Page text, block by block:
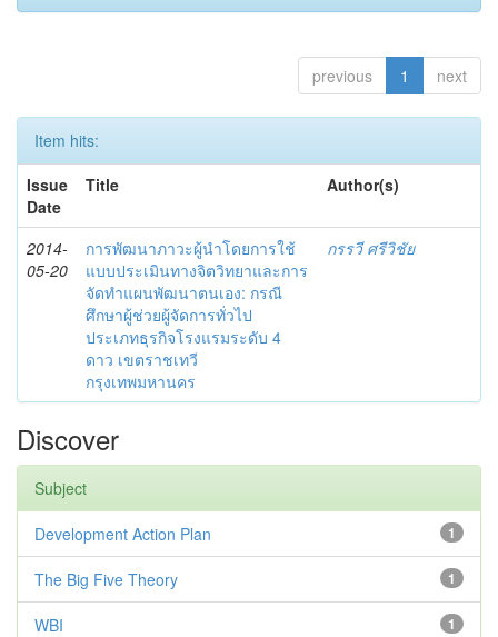
previous 1 next
Item hits:
Issue
Date
Title Author(s)
2014-
05-20
การพัฒนาภาวะผู้นำโดยการใช้
แบบประเมินทางจิตวิทยาและการ
จัดทำแผนพัฒนาตนเอง: กรณี
ศึกษาผู้ช่วยผู้จัดการทั่วไป
ประเภทธุรกิจโรงแรมระดับ 4
ดาว เขตราชเทวี
กรุงเทพมหานคร
กรรวี ศรีวิชัย
Discover
Subject
1
Development Action Plan
1
The Big Five Theory
1
WBI